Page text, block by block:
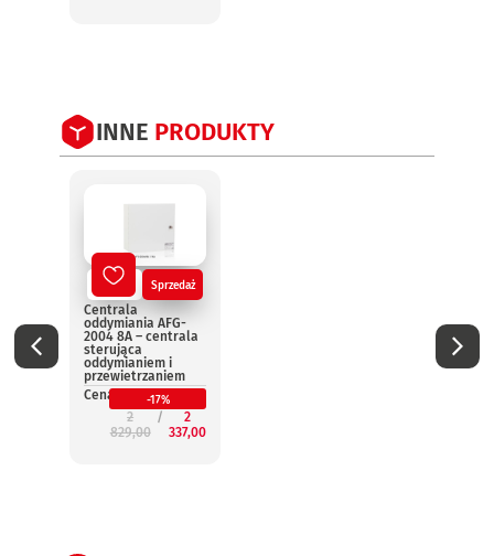
INNE PRODUKTY
Nowy Sprzedaż
Centrala
oddymiania AFG-
2004 8A – centrala
sterująca
oddymianiem i
przewietrzaniem
Cena:
-17%
2
829,00
2
337,00